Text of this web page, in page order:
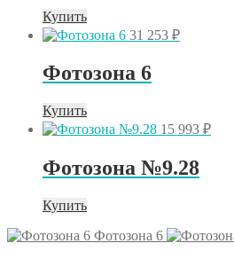
Купить
31 253 ₽
Фотозона 6
Купить
15 993 ₽
Фотозона №9.28
Купить
Фотозона 6